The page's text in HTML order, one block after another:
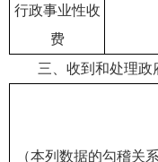
行政事业性收
费
三、收到和处理
（本列数据的勾稽关系